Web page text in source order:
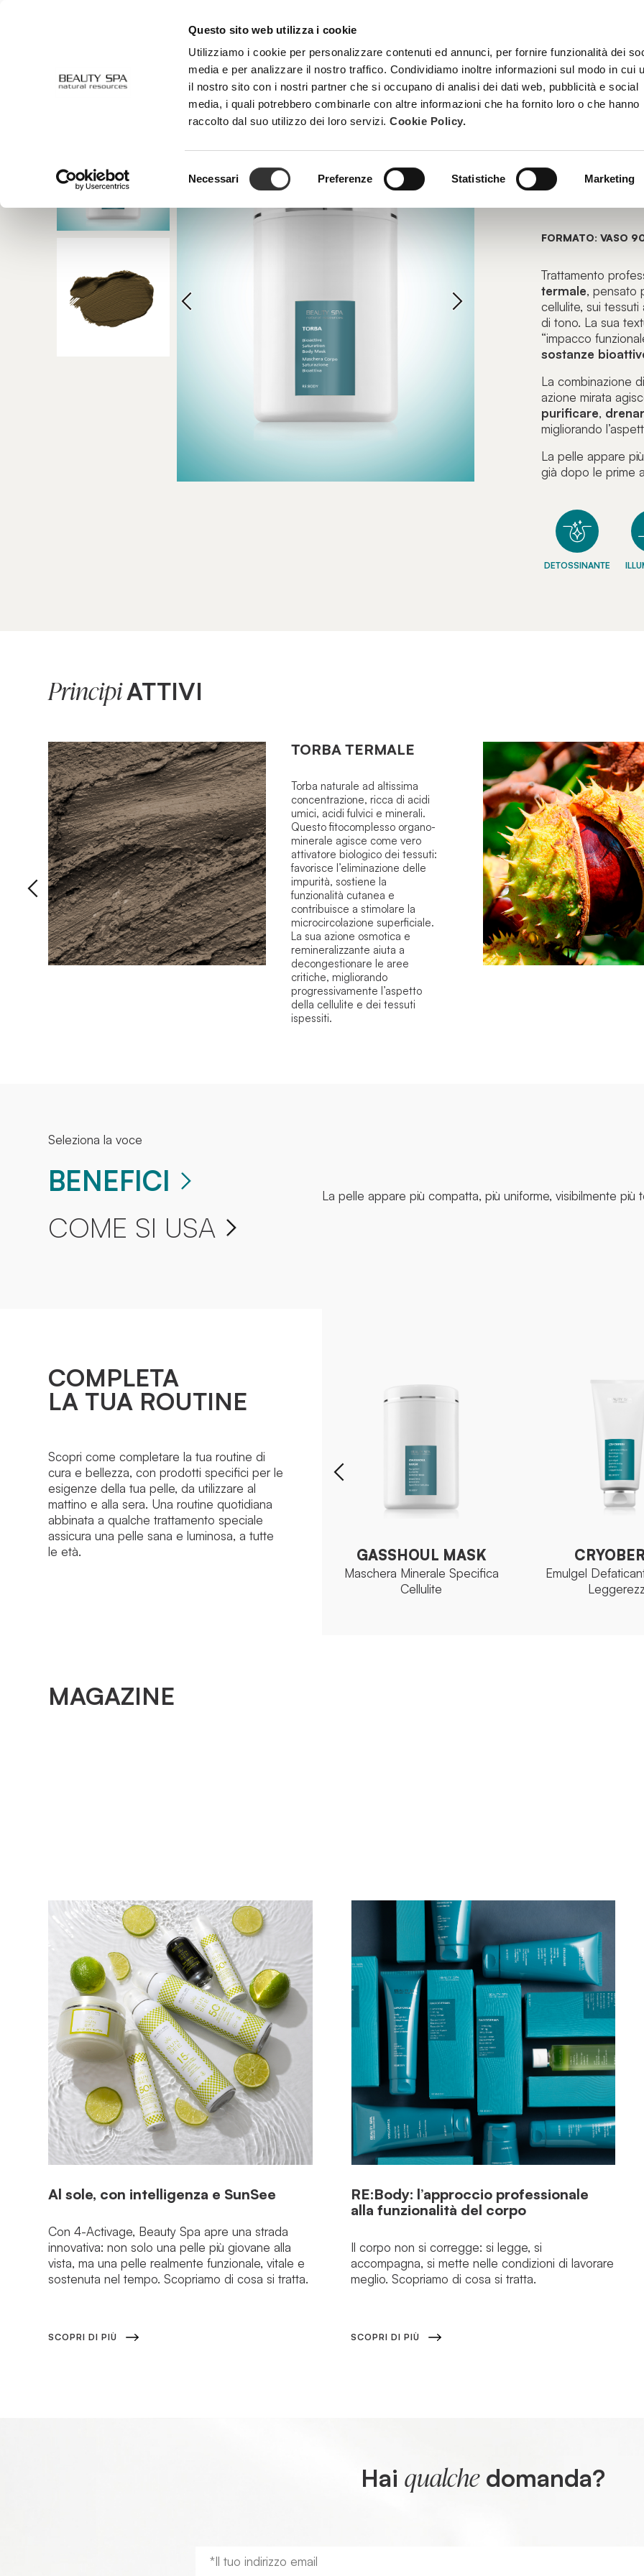
Questo sito web utilizza i cookie
Utilizziamo i cookie per personalizzare contenuti ed annunci, per fornire funzionalità dei
media e per analizzare il nostro traffico. Condividiamo inoltre informazioni sul modo in cui
il nostro sito con i nostri partner che si occupano di analisi dei dati web, pubblicità e social
media, i quali potrebbero combinarle con altre informazioni che ha fornito loro o che hanno
raccolto dal suo utilizzo dei loro servizi.Cookie Policy.
del
Necessari Preferenze Statistiche Marketing
TORBA
FORMATO: VASO
Trattamento
termale, pensato
cellulite, sui
di tono. La sua
“impacco
sostanze
La combinazione di
azione mirata
purificare,
migliorando
La pelle appare più
già dopo le prime
DETOSSINANTE
PrincipiATTIVI
TORBA TERMALE
Torba naturale ad altissima
concentrazione, ricca di acidi
umici, acidi fulvici e minerali.
Questo fitocomplesso organo-
minerale agisce come vero
attivatore biologico dei tessuti:
favorisce l’eliminazione delle
impurità, sostiene la
funzionalità cutanea e
contribuisce a stimolare la
microcircolazione superficiale.
La sua azione osmotica e
remineralizzante aiuta a
decongestionare le aree
critiche, migliorando
progressivamente l’aspetto
della cellulite e dei tessuti
ispessiti.
Seleziona la voce
BENEFICI
COME SI USA
La pelle appare più compatta, più uniforme, visibilmente
COMPLETA
LA TUA ROUTINE
Scopri come completare la tua routine di
cura e bellezza, con prodotti specifici per le
esigenze della tua pelle, da utilizzare al
mattino e alla sera. Una routine quotidiana
abbinata a qualche trattamento speciale
assicura una pelle sana e luminosa, a tutte
le età.
GASSHOUL MASK
Maschera Minerale Specifica
Cellulite
GASSHOUL MASK
Emulgel
MAGAZINE
Al sole, con intelligenza e SunSee
Con 4-Activage, Beauty Spa apre una strada
innovativa: non solo una pelle più giovane alla
vista, ma una pelle realmente funzionale, vitale e
sostenuta nel tempo. Scopriamo di cosa si tratta.
SCOPRI DI PIÙ
RE:Body: l’approccio professionale
alla funzionalità del corpo
Il corpo non si corregge: si legge, si
accompagna, si mette nelle condizioni di lavorare
meglio. Scopriamo di cosa si tratta.
SCOPRI DI PIÙ
Hai qualchedomanda?